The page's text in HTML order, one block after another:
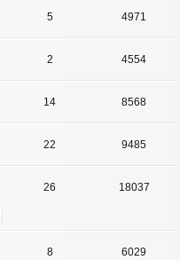
5 4971
2 4554
14 8568
22 9485
26 18037
8 6029